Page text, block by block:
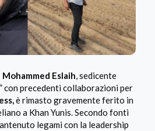
Eslaih, sedicente
con precedenti collaborazioni per
è rimasto gravemente ferito in
a Khan Yunis. Secondo fonti
legami con la leadership